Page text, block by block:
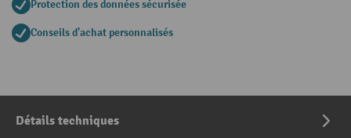
Protection des données sécurisée
Conseils d'achat personnalisés
Détails techniques